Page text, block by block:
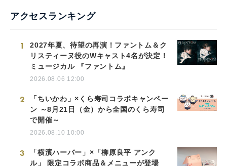
アクセスランキング
1
2027年夏、待望の再演！ファントム＆ク
リスティーヌ役のWキャスト4名が決定！
ミュージカル 『ファントム』
2026.08.06 12:00
2
「ちいかわ」×くら寿司コラボキャンペー
ン ～8月21日（金）から全国のくら寿司
で開催～
2026.08.10 10:00
3
「横濱ハーバー」×「柳原良平 アンク
ル」 限定コラボ商品＆メニューが登場